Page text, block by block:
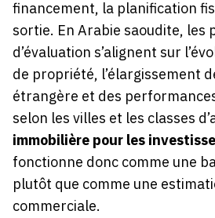
financement, la planification
sortie. En Arabie saoudite, les
d’évaluation s’alignent sur
de propriété, l’élargissement
étrangère et des
selon les villes et les classes
immobilière pour les
fonctionne donc comme une
plutôt que comme une
commerciale.